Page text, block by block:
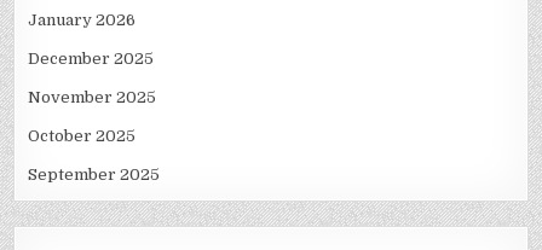
January 2026
December 2025
November 2025
October 2025
September 2025